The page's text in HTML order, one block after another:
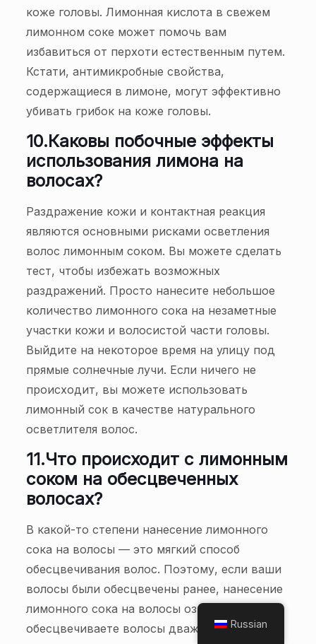
коже головы. Лимонная кислота в свежем
лимонном соке может помочь вам
избавиться от перхоти естественным путем.
Кстати, антимикробные свойства,
содержащиеся в лимоне, могут эффективно
убивать грибок на коже головы.
10.Каковы побочные эффекты
использования лимона на
волосах?
Раздражение кожи и контактная реакция
являются основными рисками осветления
волос лимонным соком. Вы можете сделать
тест, чтобы избежать возможных
раздражений. Просто нанесите небольшое
количество лимонного сока на незаметные
участки кожи и волосистой части головы.
Выйдите на некоторое время на улицу под
прямые солнечные лучи. Если ничего не
происходит, вы можете использовать
лимонный сок в качестве натурального
осветлителя волос.
11.Что происходит с лимонным
соком на обесцвеченных
волосах?
В какой-то степени нанесение лимонного
сока на волосы — это мягкий способ
обесцвечивания волос. Поэтому, если ваши
волосы были обесцвечены ранее, нанесение
лимонного сока на волосы означает, что вы
обесцвечиваете волосы дважды. Ваши
Russian